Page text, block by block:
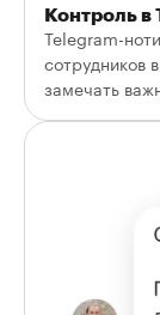
Контроль в
Telegram-
сотрудников
замечать